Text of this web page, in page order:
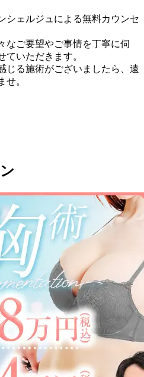
シェルジュによる無料カウンセ
なご要望やご事情を丁寧に伺
ていただきます。
じる施術がございましたら、遠
せ。